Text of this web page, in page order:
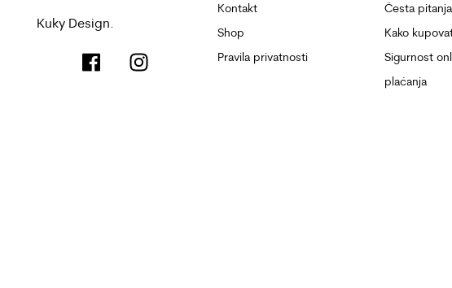
Kuky Design.
Kontakt
Shop
Pravila privatnosti
Česta pitanja
Kako
Sigurnost
plaćanja